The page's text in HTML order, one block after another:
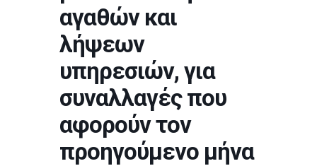
αγαθών και
λήψεων
υπηρεσιών, για
συναλλαγές που
αφορούν τον
προηγούμενο μήνα